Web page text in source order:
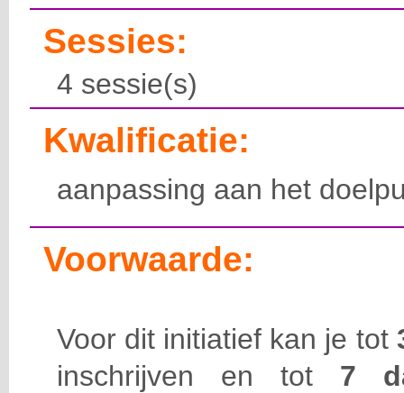
Sessies:
4 sessie(s)
Kwalificatie:
aanpassing aan het
Voorwaarde:
Voor dit initiatief kan je tot
inschrijven en tot 7